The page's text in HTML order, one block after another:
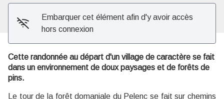
Embarquer cet élément afin d'y avoir accès
hors connexion
Cette randonnée au départ d'un village de caractère se fait
dans un environnement de doux paysages et de forêts de
pins.
Le tour de la forêt domaniale du Pelenc se fait sur chemins